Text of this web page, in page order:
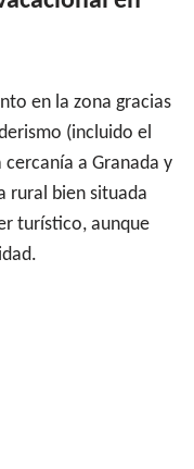
en la zona gracias
(incluido el
a Granada y
rural bien situada
turístico, aunque